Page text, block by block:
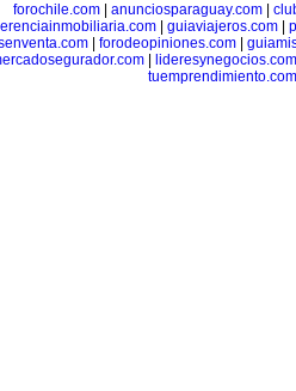
forochile.com| anunciosparaguay.com|
guiaviajeros.com
forodeopiniones.com
lideresynegocios.com
tuemprendimiento.com